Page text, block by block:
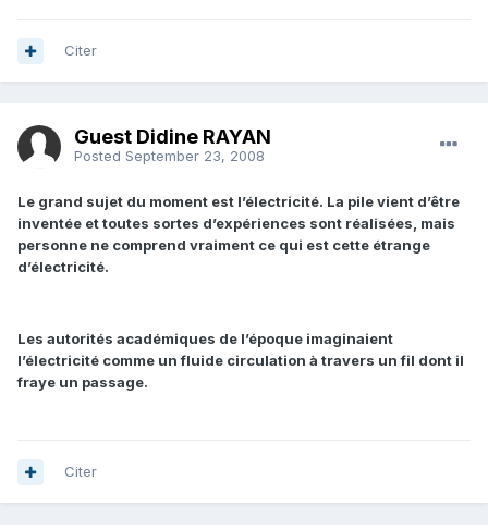
Citer
Guest Didine RAYAN
Posted September 23, 2008
Le grand sujet du moment est l’électricité. La pile vient d’être
inventée et toutes sortes d’expériences sont réalisées, mais
personne ne comprend vraiment ce qui est cette étrange
d’électricité.
Les autorités académiques de l’époque imaginaient
l’électricité comme un fluide circulation à travers un fil dont il
fraye un passage.
Citer